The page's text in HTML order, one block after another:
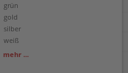
grün
gold
silber
weiß
blauschwarz
mehr ...